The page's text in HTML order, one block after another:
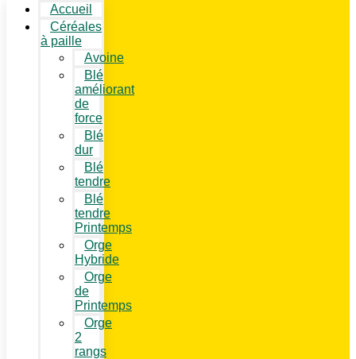
Accueil
Céréales
à paille
Avoine
Blé
améliorant
de
force
Blé
dur
Blé
tendre
Blé
tendre
Printemps
Orge
Hybride
Orge
de
Printemps
Orge
2
rangs